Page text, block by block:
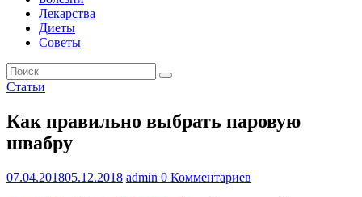
Лекарства
Диеты
Советы
Статьи
Как правильно выбрать паровую
швабру
07.04.201805.12.2018 admin 0 Комментариев